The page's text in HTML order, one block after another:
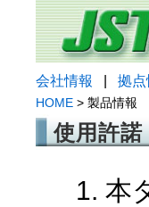
会社情報 拠点
HOME > 製品情報
使用許諾
1. 本